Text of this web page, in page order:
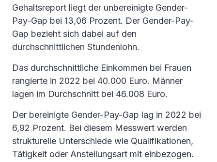
Gehaltsreport liegt der unbereinigte Gender-
Pay-Gap bei 13,06 Prozent. Der Gender-Pay-
Gap bezieht sich dabei auf den
durchschnittlichen Stundenlohn.
Das durchschnittliche Einkommen bei Frauen
rangierte in 2022 bei 40.000 Euro. Männer
lagen im Durchschnitt bei 46.008 Euro.
Der bereinigte Gender-Pay-Gap lag in 2022 bei
6,92 Prozent. Bei diesem Messwert werden
strukturelle Unterschiede wie Qualifikationen,
Tätigkeit oder Anstellungsart mit einbezogen.